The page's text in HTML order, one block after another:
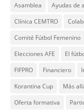
Asamblea
Ayudas de
Clínica CEMTRO
Comité Fútbol Femenino
Elecciones AFE
El
FIFPRO
Financiero
Korantina Cup
Más
Oferta formativa